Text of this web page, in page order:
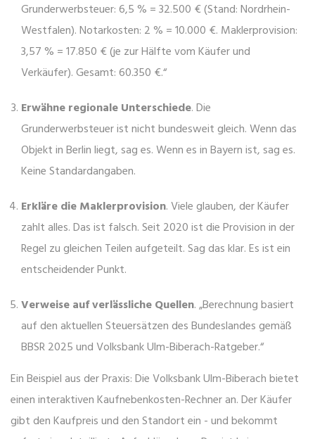
Grunderwerbsteuer: 6,5 % = 32.500 € (Stand: Nordrhein-
Westfalen). Notarkosten: 2 % = 10.000 €. Maklerprovision:
3,57 % = 17.850 € (je zur Hälfte vom Käufer und
Verkäufer). Gesamt: 60.350 €.“
Erwähne regionale Unterschiede. Die
Grunderwerbsteuer ist nicht bundesweit gleich. Wenn das
Objekt in Berlin liegt, sag es. Wenn es in Bayern ist, sag es.
Keine Standardangaben.
Erkläre die Maklerprovision. Viele glauben, der Käufer
zahlt alles. Das ist falsch. Seit 2020 ist die Provision in der
Regel zu gleichen Teilen aufgeteilt. Sag das klar. Es ist ein
entscheidender Punkt.
Verweise auf verlässliche Quellen. „Berechnung basiert
auf den aktuellen Steuersätzen des Bundeslandes gemäß
BBSR 2025 und Volksbank Ulm-Biberach-Ratgeber.“
Ein Beispiel aus der Praxis: Die Volksbank Ulm-Biberach bietet
einen interaktiven Kaufnebenkosten-Rechner an. Der Käufer
gibt den Kaufpreis und den Standort ein - und bekommt